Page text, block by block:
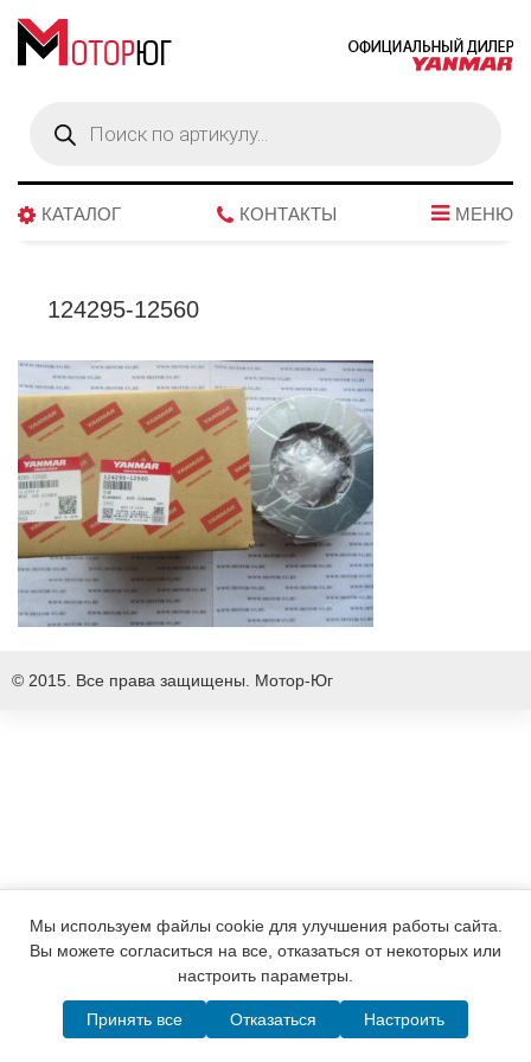
товаров
КАТАЛОГ КОНТАКТЫ МЕНЮ
124295-12560
© 2015. Все права защищены. Мотор-Юг
Написать в MAX Telegram WhatsApp Позвонить
Мы используем файлы cookie для улучшения работы сайта.
Вы можете согласиться на все, отказаться от некоторых или
настроить параметры.
Принять все Отказаться Настроить